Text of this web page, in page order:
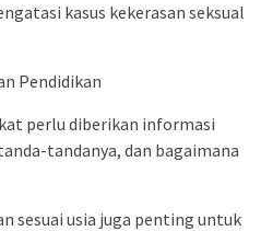
kasus kekerasan seksual
Pendidikan
perlu diberikan informasi
tandanya, dan bagaimana
sesuai usia juga penting untuk